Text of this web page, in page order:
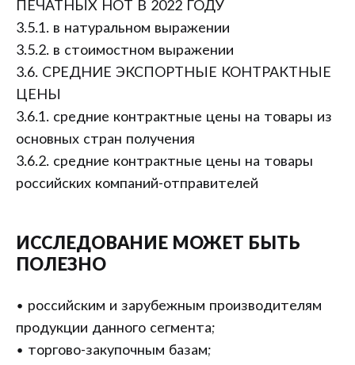
ПЕЧАТНЫХ НОТ В 2022 ГОДУ
3.5.1. в натуральном выражении
3.5.2. в стоимостном выражении
3.6. СРЕДНИЕ ЭКСПОРТНЫЕ КОНТРАКТНЫЕ
ЦЕНЫ
3.6.1. средние контрактные цены на товары из
основных стран получения
3.6.2. средние контрактные цены на товары
российских компаний-отправителей
ИССЛЕДОВАНИЕ МОЖЕТ БЫТЬ
ПОЛЕЗНО
• российским и зарубежным производителям
продукции данного сегмента;
• торгово-закупочным базам;